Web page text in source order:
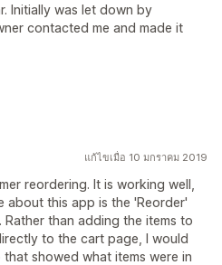
Initially was let down by
contacted me and made it
แก้ไขเมื่อ 10 มกราคม 2019
reordering. It is working well,
about this app is the 'Reorder'
than adding the items to
to the cart page, I would
showed what items were in